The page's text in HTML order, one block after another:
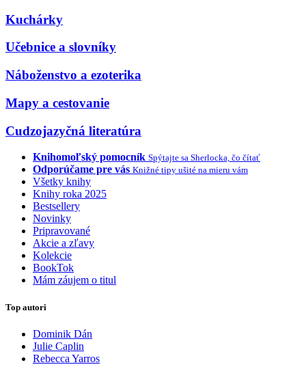
Kuchárky
Učebnice a slovníky
Náboženstvo a ezoterika
Mapy a cestovanie
Cudzojazyčná literatúra
Knihomoľský pomocník Spýtajte sa Sherlocka, čo čítať
Odporúčame pre vás Knižné tipy ušité na mieru vám
Všetky knihy
Knihy roka 2025
Bestsellery
Novinky
Pripravované
Akcie a zľavy
Kolekcie
BookTok
Mám záujem o titul
Top autori
Dominik Dán
Julie Caplin
Rebecca Yarros